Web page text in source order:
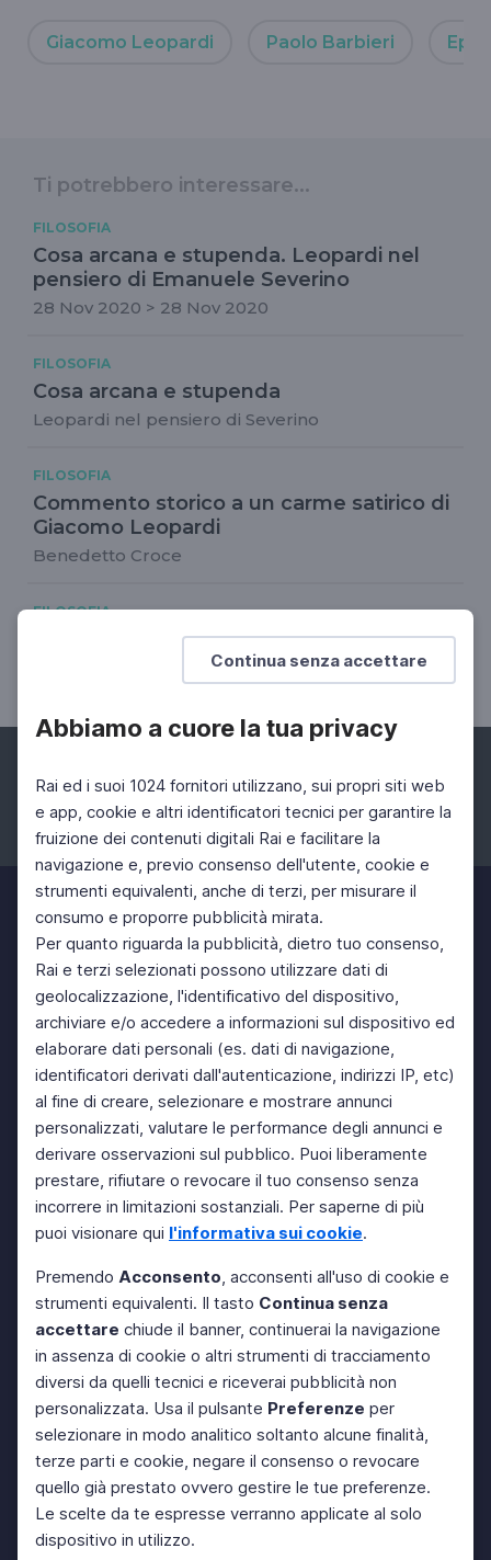
Continua senza accettare
Abbiamo a cuore la tua privacy
Rai ed i suoi 1024 fornitori utilizzano, sui propri siti web
e app, cookie e altri identificatori tecnici per garantire la
fruizione dei contenuti digitali Rai e facilitare la
navigazione e, previo consenso dell'utente, cookie e
strumenti equivalenti, anche di terzi, per misurare il
consumo e proporre pubblicità mirata.
Per quanto riguarda la pubblicità, dietro tuo consenso,
Rai e terzi selezionati possono utilizzare dati di
geolocalizzazione, l'identificativo del dispositivo,
archiviare e/o accedere a informazioni sul dispositivo ed
elaborare dati personali (es. dati di navigazione,
identificatori derivati dall'autenticazione, indirizzi IP, etc)
al fine di creare, selezionare e mostrare annunci
personalizzati, valutare le performance degli annunci e
derivare osservazioni sul pubblico. Puoi liberamente
prestare, rifiutare o revocare il tuo consenso senza
incorrere in limitazioni sostanziali. Per saperne di più
puoi visionare qui l'informativa sui cookie.
Premendo Acconsento, acconsenti all'uso di cookie e
strumenti equivalenti. Il tasto Continua senza
accettare chiude il banner, continuerai la navigazione
in assenza di cookie o altri strumenti di tracciamento
diversi da quelli tecnici e riceverai pubblicità non
personalizzata. Usa il pulsante Preferenze per
selezionare in modo analitico soltanto alcune finalità,
terze parti e cookie, negare il consenso o revocare
quello già prestato ovvero gestire le tue preferenze.
Le scelte da te espresse verranno applicate al solo
dispositivo in utilizzo.
Giacomo Leopardi Paolo Barbieri
Ti potrebbero interessare...
FILOSOFIA
Cosa arcana e stupenda. Leopardi nel
pensiero di Emanuele Severino
28 Nov 2020 > 28 Nov 2020
FILOSOFIA
Cosa arcana e stupenda
Leopardi nel pensiero di Severino
FILOSOFIA
Commento storico a un carme satirico di
Giacomo Leopardi
Benedetto Croce
FILOSOFIA
Paolo Barbieri Gentile legge Leopardi
Facebook Instagram Twitter